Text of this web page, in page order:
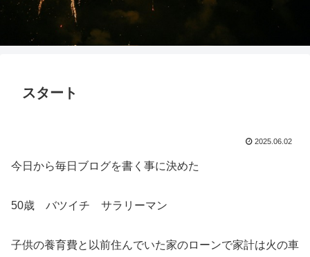
スタート
2025.06.02
今日から毎日ブログを書く事に決めた
50歳 バツイチ サラリーマン
子供の養育費と以前住んでいた家のローンで家計は火の車